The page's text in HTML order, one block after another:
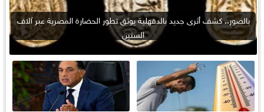
بالصور.. كشف أثرى جديد بالدقهلية يوثق تطور الحضارة المصرية عبر آلاف
السنين